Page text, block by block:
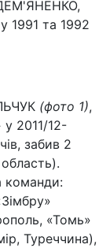
1991 та 1992
(фото 1),
у 2011/12-
забив 2
команди:
«Томь»
Туреччина),